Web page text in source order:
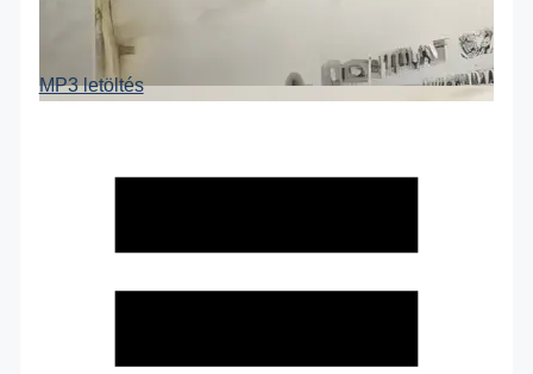
MP3 letöltés